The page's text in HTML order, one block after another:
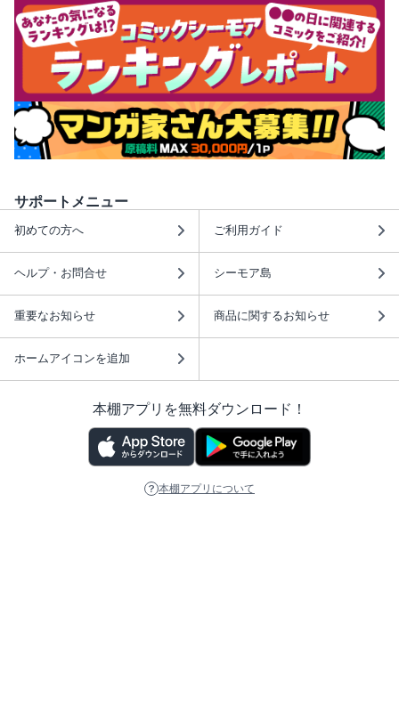
サポートメニュー
初めての方へ ご利用ガイド
ヘルプ・お問合せ シーモア島
重要なお知らせ 商品に関するお知らせ
ホームアイコンを追加
本棚アプリを無料ダウンロード！
本棚アプリについて